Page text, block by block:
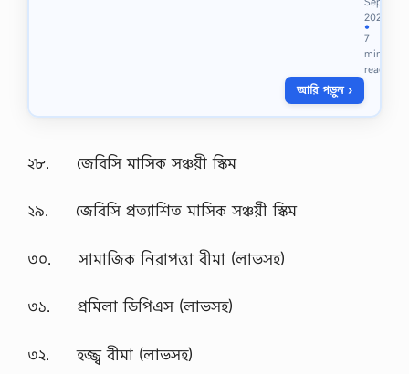
r
i
t
e
a
2022
●
7
min
read
আরি পড়ুন ›
২৮. জেবিসি মাসিক সঞ্চয়ী স্কিম
২৯. জেবিসি প্রত্যাশিত মাসিক সঞ্চয়ী স্কিম
৩০. সামাজিক নিরাপত্তা বীমা (লাভসহ)
৩১. প্রমিলা ডিপিএস (লাভসহ)
৩২. হজ্জ্ব বীমা (লাভসহ)